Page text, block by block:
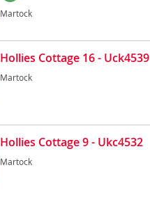
Martock
Hollies Cottage 16 - Uck4539
Martock
Hollies Cottage 9 - Ukc4532
Martock